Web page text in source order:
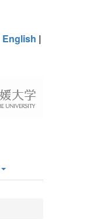
English |